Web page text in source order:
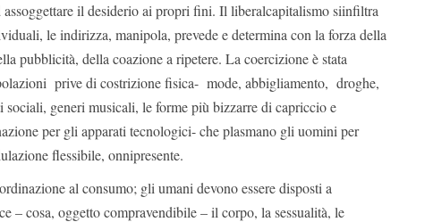
assoggettare il desiderio ai propri fini. Il liberalcapitalismo siinfiltra
le indirizza, manipola, prevede e determina con la forza della
pubblicità, della coazione a ripetere. La coercizione è stata
prive di costrizione fisica- mode, abbigliamento, droghe,
sociali, generi musicali, le forme più bizzarre di capriccio e
per gli apparati tecnologici- che plasmano gli uomini per
flessibile, onnipresente.
al consumo; gli umani devono essere disposti a
– cosa, oggetto compravendibile – il corpo, la sessualità, le